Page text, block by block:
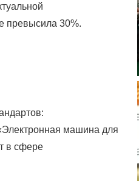
превысила 30%.
машина для
в сфере